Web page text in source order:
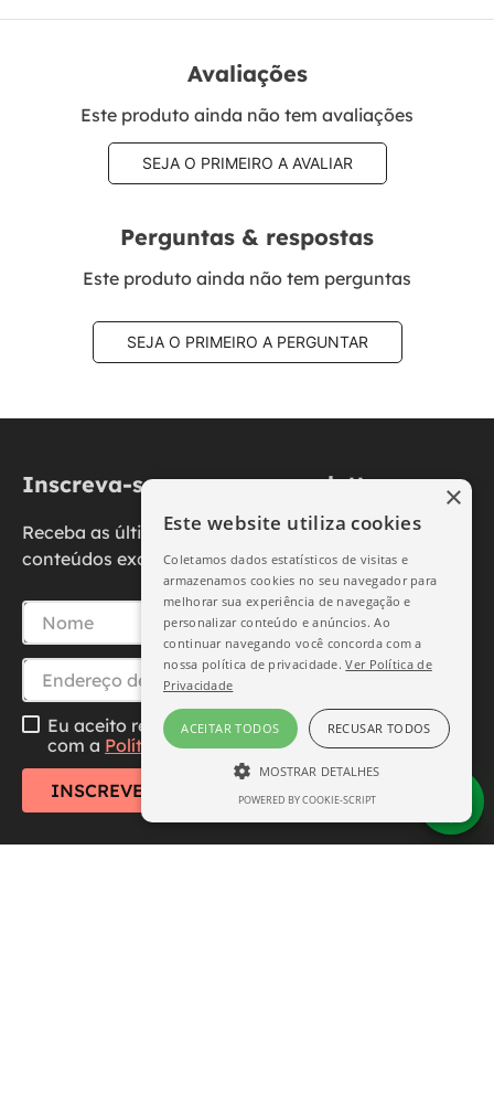
Avaliações
Este produto ainda não tem avaliações
SEJA O PRIMEIRO A AVALIAR
Perguntas & respostas
Este produto ainda não tem perguntas
SEJA O PRIMEIRO A PERGUNTAR
Inscreva-se na nossa newsletter
Receba as últimas novidades, promoções e
conteúdos exclusivos diretamente no seu e-mail.
Eu aceito receber essa newsletter, li e concordo
com a Política de Privacidade
INSCREVER-SE
Este website utiliza cookies
Coletamos dados estatísticos de visitas e
armazenamos cookies no seu navegador para
melhorar sua experiência de navegação e
personalizar conteúdo e anúncios. Ao
continuar navegando você concorda com a
nossa política de privacidade.Ver Política de
Privacidade
ACEITAR TODOS RECUSAR TODOS
MOSTRAR DETALHES
ESTRITAMENTE NECESSÁRIO
POWERED BY COOKIE-SCRIPT
×